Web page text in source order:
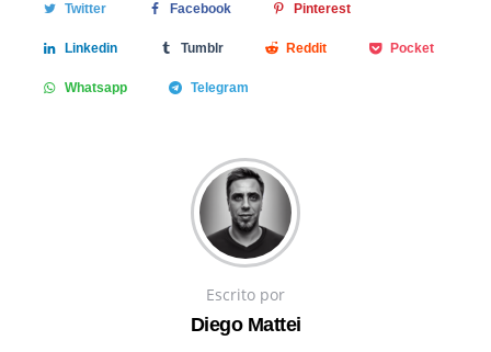
Twitter Facebook Pinterest
Linkedin Tumblr Reddit Pocket
Whatsapp Telegram
Escrito por
Diego Mattei